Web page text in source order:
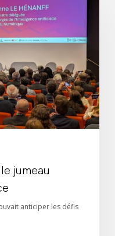
jumeau
anticiper les défis